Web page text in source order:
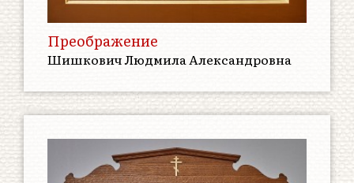
Преображение
Шишкович Людмила Александровна